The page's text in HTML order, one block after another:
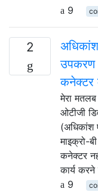
9
2
उपकरण
कनेक्टर
मेरा
ओटीजी
(अधिकांश
माइक्रो-
कनेक्टर
कार्य
9